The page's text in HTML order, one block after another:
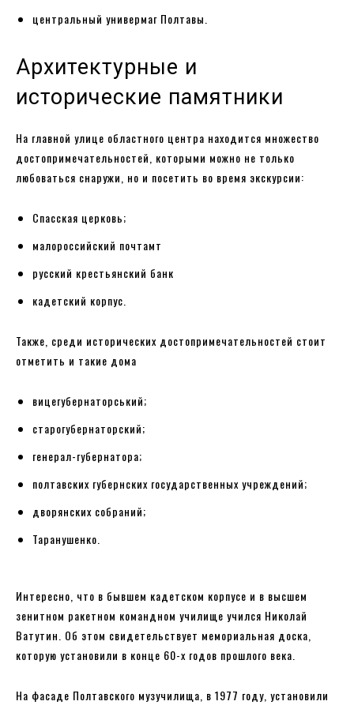
центральный универмаг Полтавы.
Архитектурные и
исторические памятники
На главной улице областного центра находится множество
достопримечательностей, которыми можно не только
любоваться снаружи, но и посетить во время экскурсии:
Спасская церковь;
малороссийский почтамт
русский крестьянский банк
кадетский корпус.
Также, среди исторических достопримечательностей стоит
отметить и такие дома
вицегубернаторський;
старогубернаторский;
генерал-губернатора;
полтавских губернских государственных учреждений;
дворянских собраний;
Таранушенко.
Интересно, что в бывшем кадетском корпусе и в высшем
зенитном ракетном командном училище учился Николай
Ватутин. Об этом свидетельствует мемориальная доска,
которую установили в конце 60-х годов прошлого века.
На фасаде Полтавского музучилища, в 1977 году, установили